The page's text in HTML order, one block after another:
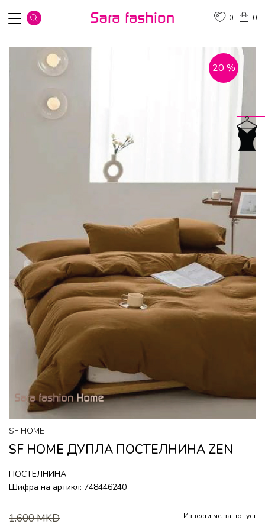
0
0
20 %
SF HOME
SF HOME ДУПЛА ПОСТЕЛНИНА ZEN
ПОСТЕЛНИНА
Шифра на артикл: 748446240
1.600MKD Извести ме за попуст